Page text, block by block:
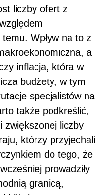
liczby ofert z
Wpływ na to z
a
inflacja, która w
budżety, w tym
specjalistów na
także podkreślić,
zwiększonej liczby
którzy przyjechali
do tego, że
prowadziły
granicą,